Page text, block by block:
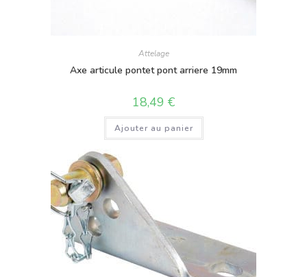
Attelage
Axe articule pontet pont arriere 19mm
18,49 €
Ajouter au panier